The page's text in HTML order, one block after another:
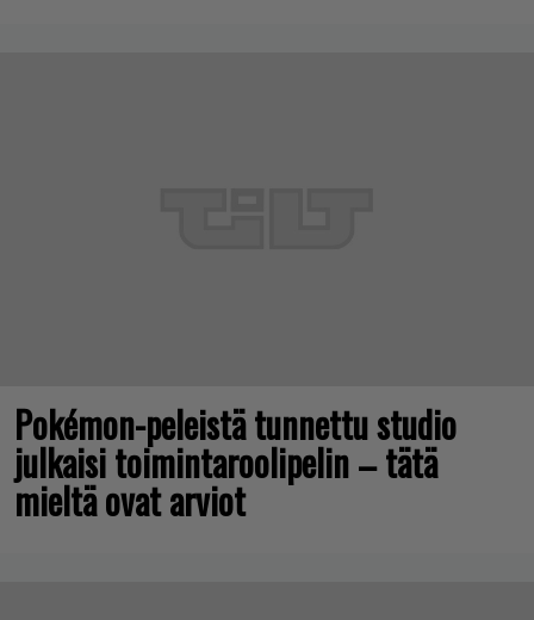
Pokémon-peleistä tunnettu studio
julkaisi toimintaroolipelin – tätä
mieltä ovat arviot